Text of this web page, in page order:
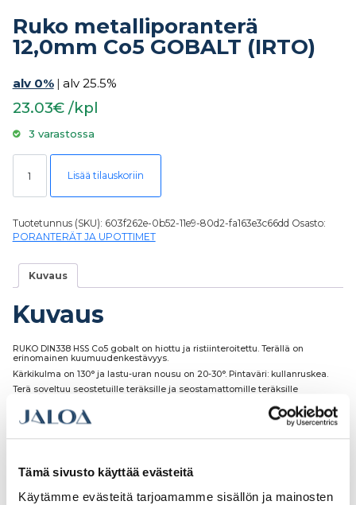
Tämä sivusto käyttää evästeitä
Käytämme evästeitä tarjoamamme sisällön ja mainosten
Ruko metalliporanterä
12,0mm Co5 GOBALT (IRTO)
alv 0% | alv 25.5%
23.03€ /kpl
3 varastossa
Ruko metalliporanterä 12,0mm Co5 GOBALT (IRTO) määrä
Lisää tilauskoriin
Tuotetunnus (SKU): 603f262e-0b52-11e9-80d2-fa163e3c66dd Osasto:
PORANTERÄT JA UPOTTIMET
Kuvaus
Kuvaus
RUKO DIN338 HSS Co5 gobalt on hiottu ja ristiinteroitettu. Terällä on
erinomainen kuumuudenkestävyys.
Kärkikulma on 130° ja lastu-uran nousu on 20-30°. Pintaväri: kullanruskea.
Terä soveltuu seostetuille teräksille ja seostamattomille teräksille
Tutustu myös